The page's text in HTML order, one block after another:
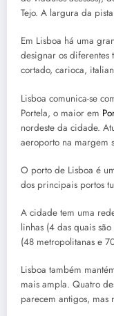
Tejo. A largura da
Em Lisboa há uma
designar os
cortado, carioca,
Lisboa comunica-se
Portela, o maior em
nordeste da cidade.
aeroporto na margem
O porto de Lisboa é
dos principais portos
A cidade tem uma
linhas (4 das quais
(48 metropolitanas e
Lisboa também
mais ampla. Quatro
parecem antigos, mas